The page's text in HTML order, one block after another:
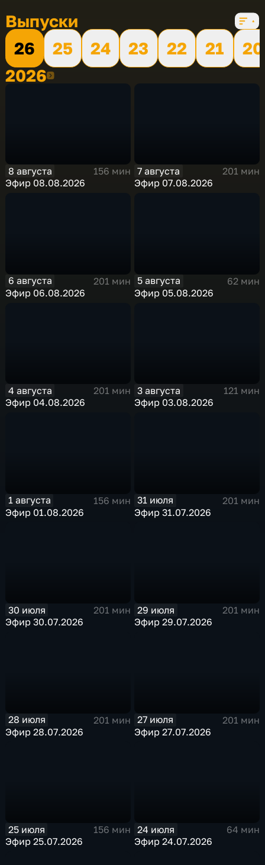
Выпуски
26
25 24 23 22 21
20
20262026
8 августа
156 мин
Эфир 08.08.2026
7 августа
201 мин
Эфир 07.08.2026
6 августа
201 мин
Эфир 06.08.2026
5 августа
62 мин
Эфир 05.08.2026
4 августа
201 мин
Эфир 04.08.2026
3 августа
121 мин
Эфир 03.08.2026
1 августа
156 мин
Эфир 01.08.2026
31 июля
201 мин
Эфир 31.07.2026
30 июля
201 мин
Эфир 30.07.2026
29 июля
201 мин
Эфир 29.07.2026
28 июля
201 мин
Эфир 28.07.2026
27 июля
201 мин
Эфир 27.07.2026
25 июля
156 мин
Эфир 25.07.2026
24 июля
64 мин
Эфир 24.07.2026